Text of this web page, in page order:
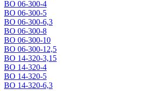
ВО 06-300-4
ВО 06-300-5
ВО 06-300-6,3
ВО 06-300-8
ВО 06-300-10
ВО 06-300-12,5
ВО 14-320-3,15
ВО 14-320-4
ВО 14-320-5
ВО 14-320-6,3